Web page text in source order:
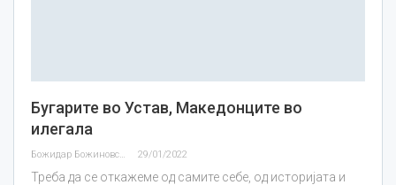
Бугарите во Устав, Македонците во
илегала
Божидар Божиновски 29/01/2022
Треба да се откажеме од самите себе, од историјата и